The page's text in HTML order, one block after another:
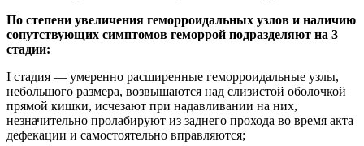
По степени увеличения геморроидальных узлов и наличию
сопутствующих симптомов геморрой подразделяют на 3
стадии:
I стадия — умеренно расширенные геморроидальные узлы,
небольшого размера, возвышаются над слизистой оболочкой
прямой кишки, исчезают при надавливании на них,
незначительно пролабируют из заднего прохода во время акта
дефекации и самостоятельно вправляются;